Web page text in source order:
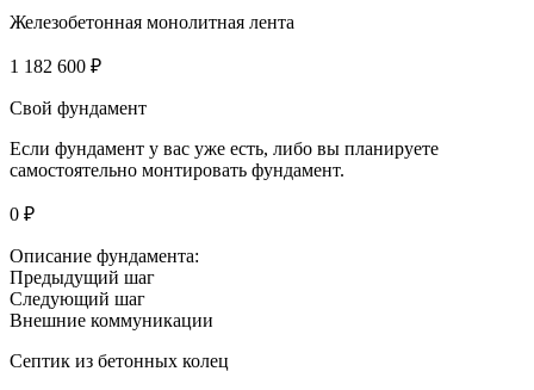
Железобетонная монолитная лента
1 182 600 ₽
Свой фундамент
Если фундамент у вас уже есть, либо вы планируете
самостоятельно монтировать фундамент.
0 ₽
Описание фундамента:
Предыдущий шаг
Следующий шаг
Внешние коммуникации
Септик из бетонных колец